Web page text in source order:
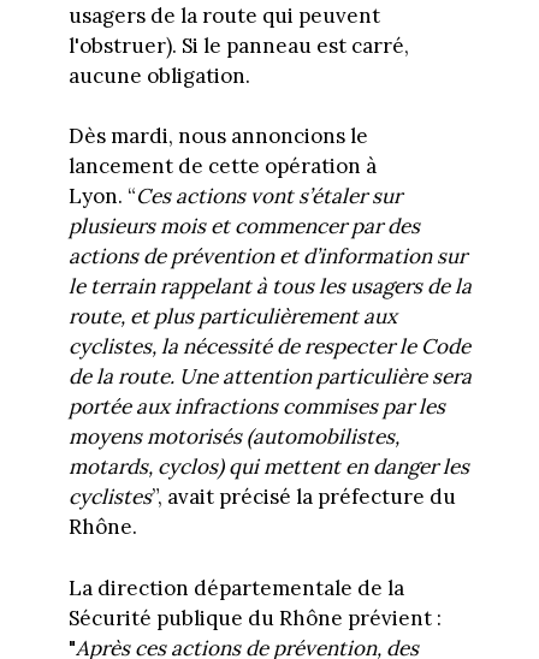
usagers de la route qui peuvent
l'obstruer). Si le panneau est carré,
aucune obligation.
Dès mardi, nous annoncions le
lancement de cette opération à
Lyon. “Ces actions vont s’étaler sur
plusieurs mois et commencer par des
actions de prévention et d’information sur
le terrain rappelant à tous les usagers de la
route, et plus particulièrement aux
cyclistes, la nécessité de respecter le Code
de la route. Une attention particulière sera
portée aux infractions commises par les
moyens motorisés (automobilistes,
motards, cyclos) qui mettent en danger les
cyclistes”, avait précisé la préfecture du
Rhône.
La direction départementale de la
Sécurité publique du Rhône prévient :
"Après ces actions de prévention, des